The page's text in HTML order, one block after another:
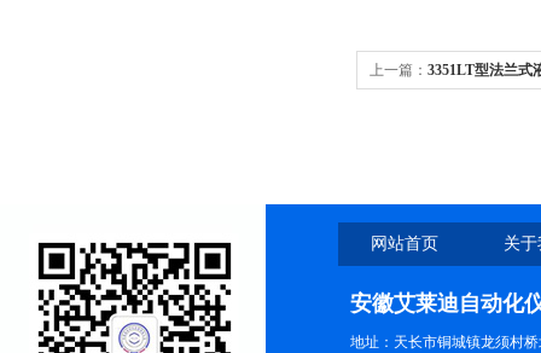
上一篇： 3351LT型法兰式
网站首页 关
安徽艾莱迪自动化
地址：天长市铜城镇龙须村